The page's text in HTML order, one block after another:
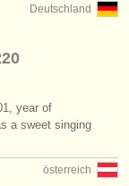
Deutschland
year of
a sweet singing
österreich